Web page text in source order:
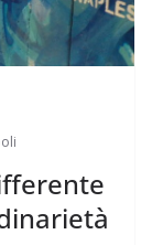
di una foto: “Rough